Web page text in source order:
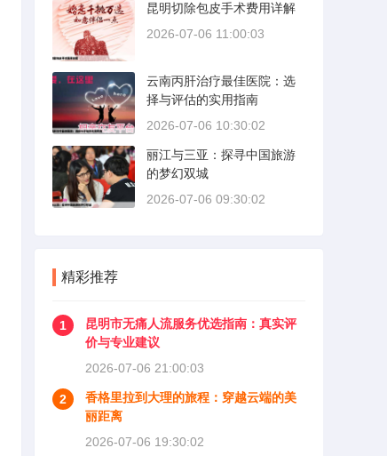
昆明切除包皮手术费用详解
2026-07-06 11:00:03
云南丙肝治疗最佳医院：选
择与评估的实用指南
2026-07-06 10:30:02
丽江与三亚：探寻中国旅游
的梦幻双城
2026-07-06 09:30:02
精彩推荐
1
昆明市无痛人流服务优选指南：真实评
价与专业建议
2026-07-06 21:00:03
2
香格里拉到大理的旅程：穿越云端的美
丽距离
2026-07-06 19:30:02